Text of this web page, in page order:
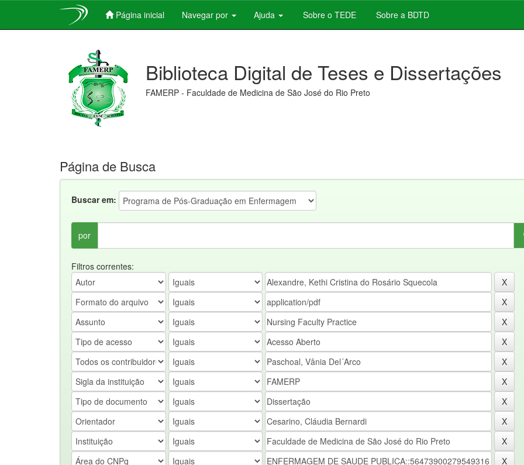
Página inicial Navegar por Ajuda Sobre o TEDE Sobre a BDTD
Biblioteca Digital de Teses e Dissertações
FAMERP - Faculdade de Medicina de São José do Rio Preto
Página de Busca
Buscar em:
por
Filtros correntes: